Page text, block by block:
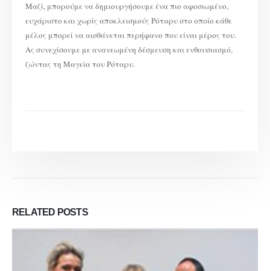
Μαζί, μπορούμε να δημιουργήσουμε ένα πιο αφοσιωμένο,
ευχάριστο και χωρίς αποκλεισμούς Ρόταρυ στο οποίο κάθε
μέλος μπορεί να αισθάνεται περήφανο που είναι μέρος του.
Ας συνεχίσουμε με ανανεωμένη δέσμευση και ενθουσιασμό,
ζώντας τη Μαγεία του Ρόταρυ.
RELATED POSTS